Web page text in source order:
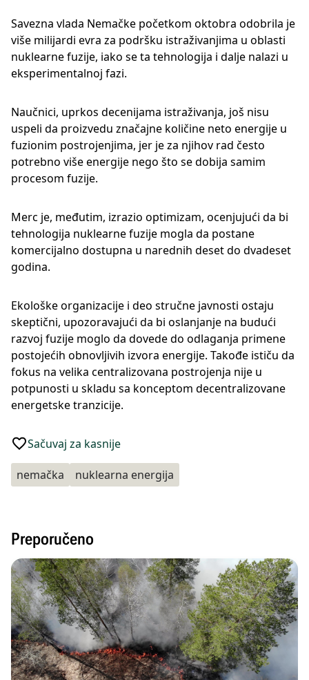
Savezna vlada Nemačke početkom oktobra odobrila je
više milijardi evra za podršku istraživanjima u oblasti
nuklearne fuzije, iako se ta tehnologija i dalje nalazi u
eksperimentalnoj fazi.
Naučnici, uprkos decenijama istraživanja, još nisu
uspeli da proizvedu značajne količine neto energije u
fuzionim postrojenjima, jer je za njihov rad često
potrebno više energije nego što se dobija samim
procesom fuzije.
Merc je, međutim, izrazio optimizam, ocenjujući da bi
tehnologija nuklearne fuzije mogla da postane
komercijalno dostupna u narednih deset do dvadeset
godina.
Ekološke organizacije i deo stručne javnosti ostaju
skeptični, upozoravajući da bi oslanjanje na budući
razvoj fuzije moglo da dovede do odlaganja primene
postojećih obnovljivih izvora energije. Takođe ističu da
fokus na velika centralizovana postrojenja nije u
potpunosti u skladu sa konceptom decentralizovane
energetske tranzicije.
Sačuvaj za kasnije
nemačka nuklearna energija
Preporučeno